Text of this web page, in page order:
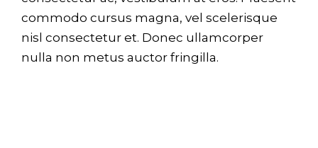
commodo cursus magna, vel scelerisque
nisl consectetur et. Donec ullamcorper
nulla non metus auctor fringilla.